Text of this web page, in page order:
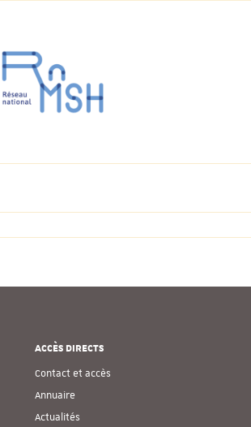
ACCÈS DIRECTS
Contact et accès
Annuaire
Actualités